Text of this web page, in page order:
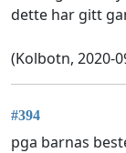
dette har gitt
(Kolbotn, 2020-
#394
pga barnas